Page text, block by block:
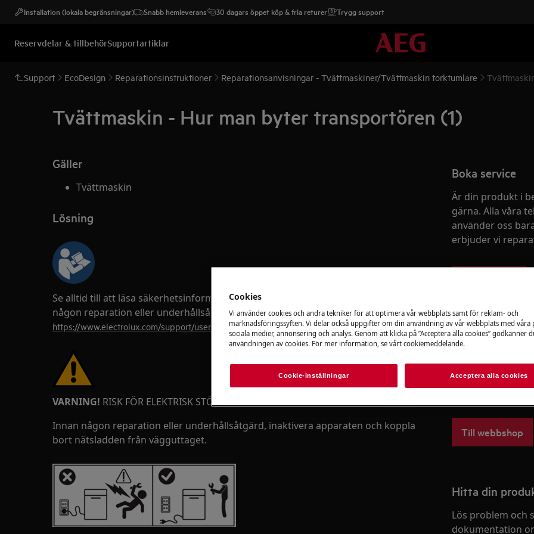
Installation (lokala begränsningar) Snabb hemleverans 30 dagars öppet köp & fria returer Trygg support
Reservdelar & tillbehörSupportartiklar
Support EcoDesign Reparationsinstruktioner Reparationsanvisningar - Tvättmaskiner/Tvättmaskin torktumlare
Tvättmaskin - Hur man byter transportören (1)
Gäller
Tvättmaskin
Lösning
Se alltid till att läsa säkerhetsinformationen i produktens användarmanual innan
någon reparation eller underhållsåtgärd utförs.
https://www.electrolux.com/support/user-manuals/
VARNING! RISK FÖR ELEKTRISK STÖT
Innan någon reparation eller underhållsåtgärd, inaktivera apparaten och koppla
bort nätsladden från vägguttaget.
Boka service
Är din produkt i
gärna. Alla våra
använder oss
erbjuder vi
Reservdelar &
Beställ
produkt från aeg
snabbt och billigt.
Till webbshop
Hitta din
Lös problem och
dokumentation
Cookies
Vi använder cookies och andra tekniker för att optimera vår webbplats samt för reklam- och
marknadsföringssyften. Vi delar också uppgifter om din användning av vår webbplats med våra
sociala medier, annonsering och analys. Genom att klicka på ”Acceptera alla cookies” godkänner
användningen av cookies. För mer information, se vårt cookiemeddelande.
Cookie-inställningar Acceptera alla cookies